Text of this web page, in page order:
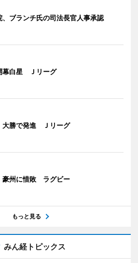
、ブランチ氏の司法長官人事承認
幕白星 Ｊリーグ
大勝で発進 Ｊリーグ
豪州に惜敗 ラグビー
もっと見る
みん経トピックス